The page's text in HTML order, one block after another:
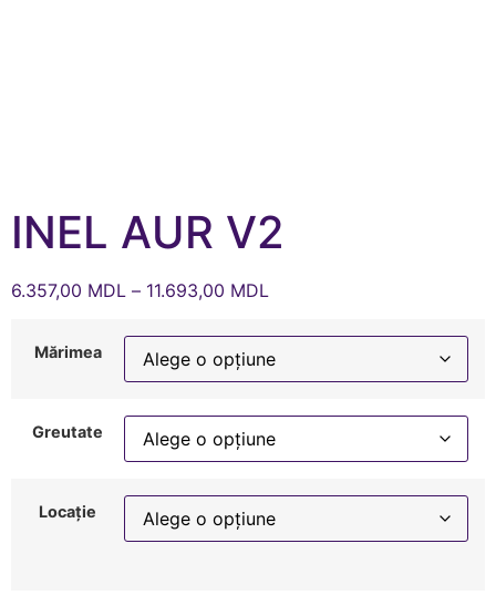
INEL AUR V2
6.357,00 MDL – 11.693,00 MDL
Mărimea
Greutate
Locație